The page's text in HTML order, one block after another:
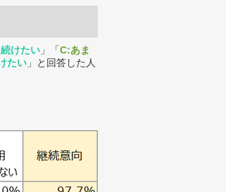
けたい 」「C:あま
たい 」と回答した人